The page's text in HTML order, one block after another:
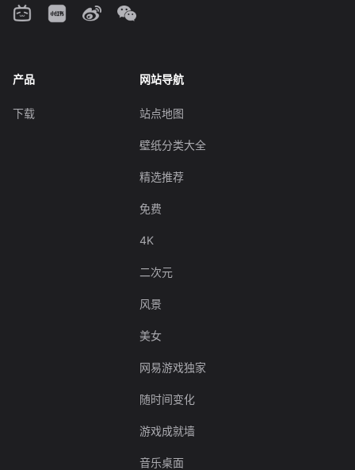
产品
下载
网站导航
站点地图
壁纸分类大全
精选推荐
免费
4K
二次元
风景
美女
网易游戏独家
随时间变化
游戏成就墙
音乐桌面